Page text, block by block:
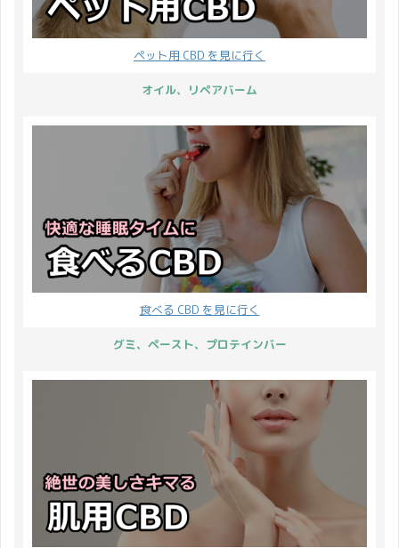
ペット用 CBD を見に行く
オイル、リペアバーム
食べる CBD を見に行く
グミ、ペースト、プロテインバー